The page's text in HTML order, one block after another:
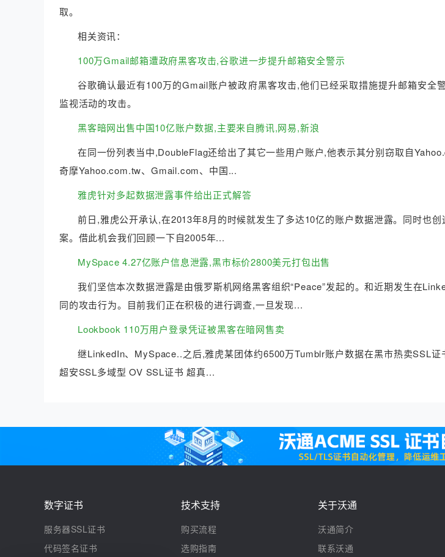
取。
相关资讯：
100万Gmail邮箱遭政府黑客攻击,谷歌进一步提升邮箱安全警示
谷歌确认最近有100万的Gmail账户被政府黑客攻击,他们已经采取措施提升邮箱安全
监视活动的攻击。
黑客暗网出售中国10亿账户数据,主要来自腾讯,网易,新浪
在同一份列表当中,DoubleFlag还给出了其它一些用户账户,他表示其分别窃取自
奇摩Yahoo.com.tw、Gmail.com、中国...
雅虎针对多起数据泄露事件给出正式解答
前日,雅虎公开承认,在2013年8月的时候就发生了多达10亿的账户数据泄露。同时也
案。借此机会我们回顾一下自2005年...
MySpace 4.27亿账户信息泄露,黑市标价2800美元打包出售
我们坚信本次数据泄露是由俄罗斯机网络黑客组织“Peace”发起的。和近期发生在
同的攻击行为。目前我们正在积极的进行调查,一旦发现...
Lookbook 110万用户登录凭证被黑客在暗网售卖
继LinkedIn、MySpace..之后,雅虎某团体约6500万Tumblr账户数据在黑市热卖SSL
超安SSL多域型 OV SSL证书 超真...
数字证书
服务器SSL证书
代码签名证书
技术支持
购买流程
选购指南
关于沃通
沃通简介
联系沃通